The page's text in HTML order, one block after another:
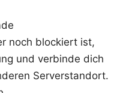
noch blockiert ist,
und verbinde dich
Serverstandort.